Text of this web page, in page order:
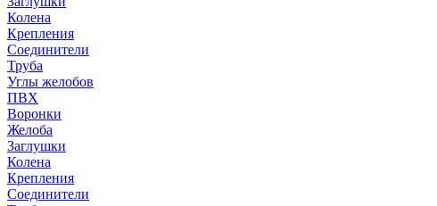
Колена
Крепления
Соединители
Труба
Углы желобов
ПВХ
Воронки
Желоба
Заглушки
Колена
Крепления
Соединители